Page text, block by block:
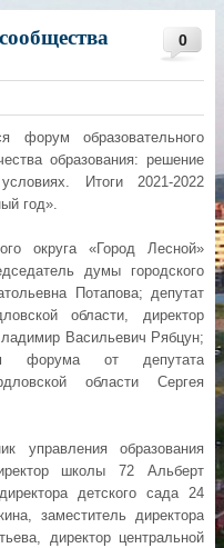
0
форум образовательного
образования: решение
Итоги 2021-2022
год».
округа «Город Лесной»
думы городского
Потапова; депутат
области, директор
Васильевич Рябцун;
форума от депутата
области Сергея
управления образования
школы 72 Альберт
детского сада 24
заместитель директора
директор центральной